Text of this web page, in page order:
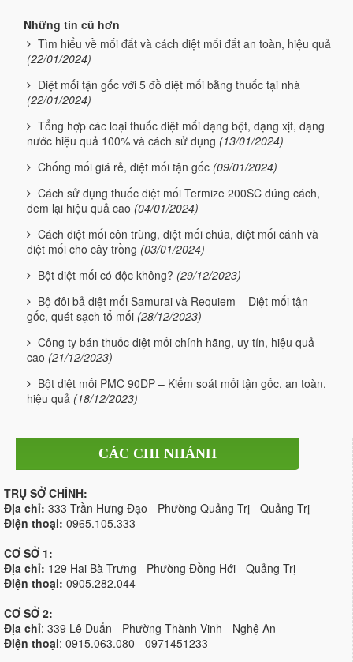
Những tin cũ hơn
Tìm hiểu về mối đất và cách diệt mối đất an toàn, hiệu quả
(22/01/2024)
Diệt mối tận gốc với 5 đồ diệt mối bằng thuốc tại nhà
(22/01/2024)
Tổng hợp các loại thuốc diệt mối dạng bột, dạng xịt, dạng
nước hiệu quả 100% và cách sử dụng (13/01/2024)
Chống mối giá rẻ, diệt mối tận gốc (09/01/2024)
Cách sử dụng thuốc diệt mối Termize 200SC đúng cách,
đem lại hiệu quả cao (04/01/2024)
Cách diệt mối côn trùng, diệt mối chúa, diệt mối cánh và
diệt mối cho cây trồng (03/01/2024)
Bột diệt mối có độc không? (29/12/2023)
Bộ đôi bả diệt mối Samurai và Requiem – Diệt mối tận
gốc, quét sạch tổ mối (28/12/2023)
Công ty bán thuốc diệt mối chính hãng, uy tín, hiệu quả
cao (21/12/2023)
Bột diệt mối PMC 90DP – Kiểm soát mối tận gốc, an toàn,
hiệu quả (18/12/2023)
CÁC CHI NHÁNH
TRỤ SỞ CHÍNH:
Địa chỉ: 333 Trần Hưng Đạo - Phường Quảng Trị - Quảng Trị
Điện thoại: 0965.105.333
CƠ SỞ 1:
Địa chỉ: 129 Hai Bà Trưng - Phường Đồng Hới - Quảng Trị
Điện thoại: 0905.282.044
CƠ SỞ 2:
Địa chỉ: 339 Lê Duẩn - Phường Thành Vinh - Nghệ An
Điện thoại: 0915.063.080 - 0971451233